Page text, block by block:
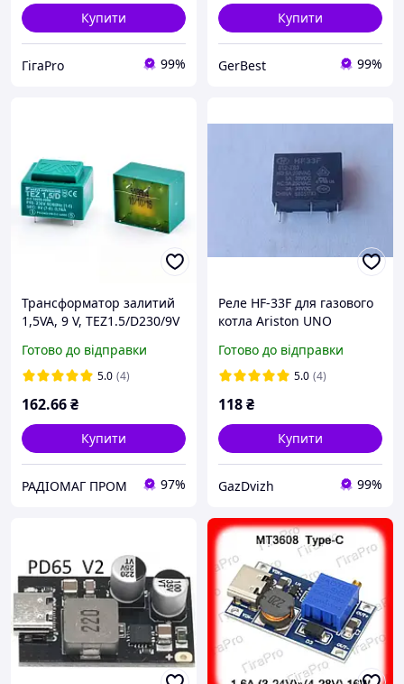
Купити
ГігаPro 99%
Купити
GerBest 99%
Трансформатор залитий
1,5VA, 9 V, TEZ1.5/D230/9V
TUFVASSONS
Готово до відправки
5.0 (4)
162.66₴
Купити
РАДІОМАГ ПРОМ 97%
Реле HF-33F для газового
котла Ariston UNO
Готово до відправки
5.0 (4)
118₴
Купити
GazDvizh 99%